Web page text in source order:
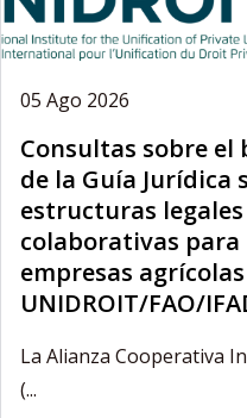
05 Ago 2026
Consultas sobre el
de la Guía Jurídica
estructuras legales
colaborativas para
empresas
UNIDROIT/FAO/
La Alianza Cooperativa
(...